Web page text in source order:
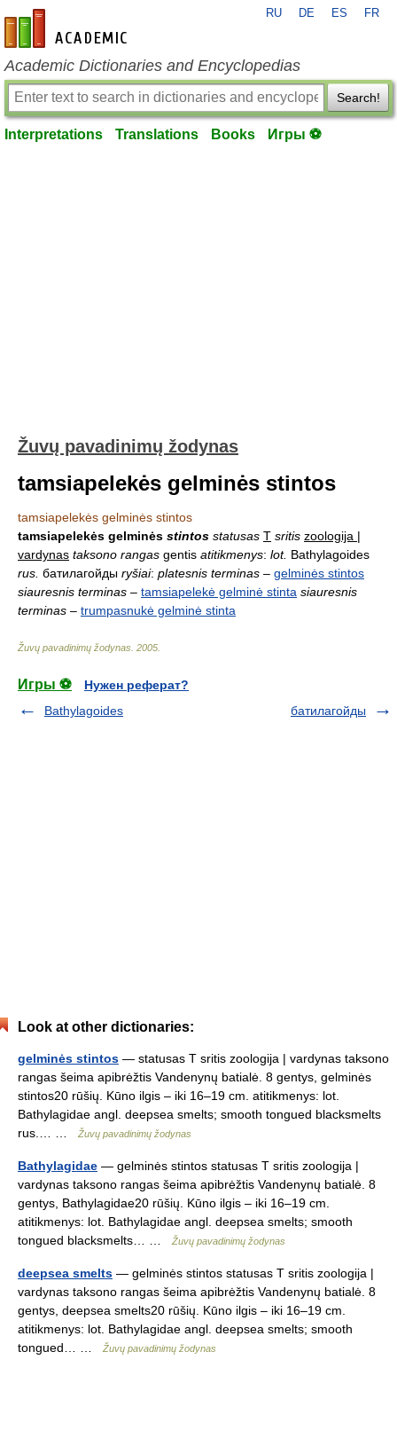
en-academic.com
RU DE ES FR
Academic Dictionaries and Encyclopedias
Search!
Interpretations Translations Books Игры ⚽
Žuvų pavadinimų žodynas
tamsiapelekės gelminės stintos
tamsiapelekės gelminės stintos
tamsiapelekės gelminės stintos statusas T sritis zoologija |
vardynas taksono rangas gentis atitikmenys: lot. Bathylagoides
rus. батилагойды ryšiai: platesnis terminas – gelminės stintos
siauresnis terminas – tamsiapelekė gelminė stinta siauresnis
terminas – trumpasnukė gelminė stinta
Žuvų pavadinimų žodynas 2005
Игры ⚽
Нужен реферат?
Bathylagoides
батилагойды
Look at other dictionaries:
gelminės stintos — statusas T sritis zoologija | vardynas taksono
rangas šeima apibrėžtis Vandenynų batialė. 8 gentys, gelminės
stintos20 rūšių. Kūno ilgis – iki 16–19 cm. atitikmenys: lot.
Bathylagidae angl. deepsea smelts; smooth tongued blacksmelts
rus.… …
Žuvų pavadinimų žodynas
Bathylagidae — gelminės stintos statusas T sritis zoologija |
vardynas taksono rangas šeima apibrėžtis Vandenynų batialė. 8
gentys, Bathylagidae20 rūšių. Kūno ilgis – iki 16–19 cm.
atitikmenys: lot. Bathylagidae angl. deepsea smelts; smooth
tongued blacksmelts… …
Žuvų pavadinimų žodynas
deepsea smelts — gelminės stintos statusas T sritis zoologija |
vardynas taksono rangas šeima apibrėžtis Vandenynų batialė. 8
gentys, deepsea smelts20 rūšių. Kūno ilgis – iki 16–19 cm.
atitikmenys: lot. Bathylagidae angl. deepsea smelts; smooth
tongued… …
Žuvų pavadinimų žodynas